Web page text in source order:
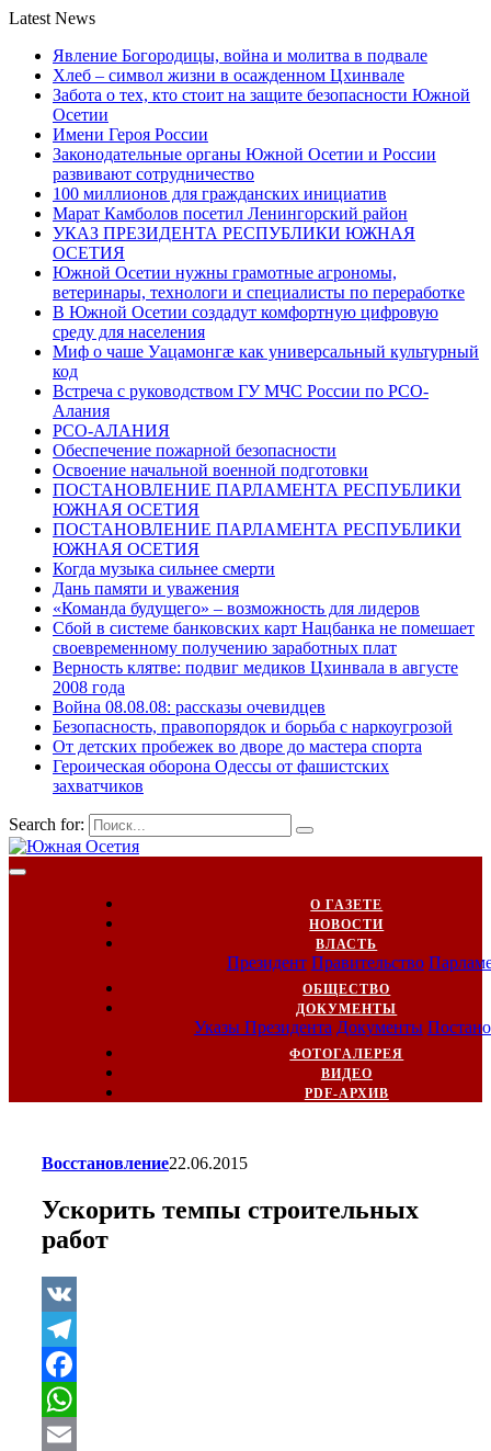
Latest News
Явление Богородицы, война и молитва в подвале
Хлеб – символ жизни в осажденном Цхинвале
Забота о тех, кто стоит на защите безопасности Южной
Осетии
Имени Героя России
Законодательные органы Южной Осетии и России
развивают сотрудничество
100 миллионов для гражданских инициатив
Марат Камболов посетил Ленингорский район
УКАЗ ПРЕЗИДЕНТА РЕСПУБЛИКИ ЮЖНАЯ
ОСЕТИЯ
Южной Осетии нужны грамотные агрономы,
ветеринары, технологи и специалисты по переработке
В Южной Осетии создадут комфортную цифровую
среду для населения
Миф о чаше Уацамонгæ как универсальный культурный
код
Встреча с руководством ГУ МЧС России по РСО-
Алания
РСО-АЛАНИЯ
Обеспечение пожарной безопасности
Освоение начальной военной подготовки
ПОСТАНОВЛЕНИЕ ПАРЛАМЕНТА РЕСПУБЛИКИ
ЮЖНАЯ ОСЕТИЯ
ПОСТАНОВЛЕНИЕ ПАРЛАМЕНТА РЕСПУБЛИКИ
ЮЖНАЯ ОСЕТИЯ
Когда музыка сильнее смерти
Дань памяти и уважения
«Команда будущего» – возможность для лидеров
Сбой в системе банковских карт Нацбанка не помешает
своевременному получению заработных плат
Верность клятве: подвиг медиков Цхинвала в августе
2008 года
Война 08.08.08: рассказы очевидцев
Безопасность, правопорядок и борьба с наркоугрозой
От детских пробежек во дворе до мастера спорта
Героическая оборона Одессы от фашистских
захватчиков
Search for:
О ГАЗЕТЕ
НОВОСТИ
ВЛАСТЬ
Президент Правительство
ОБЩЕСТВО
ДОКУМЕНТЫ
Указы Президента Документы
ФОТОГАЛЕРЕЯ
ВИДЕО
PDF-АРХИВ
Восстановление22.06.2015
Ускорить темпы строительных
работ
VK
Telegram
Facebook
WhatsApp